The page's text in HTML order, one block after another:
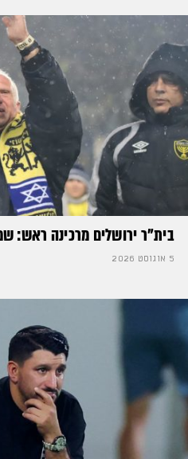
בית"ר ירושלים מרכינה ראש:
5 אוגוסט 2026